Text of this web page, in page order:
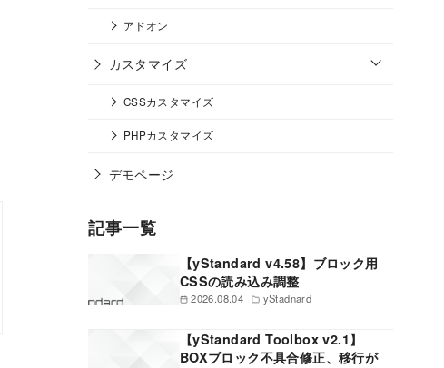
アドオン
カスタマイズ o
CSSカスタマイズ
PHPカスタマイズ
デモページ
記事一覧
2026.08.04 yStadnard
【yStandard v4.58】ブロック用
CSSの読み込み調整
【yStandard Toolbox v2.1】
BOXブロック不具合修正、移行が